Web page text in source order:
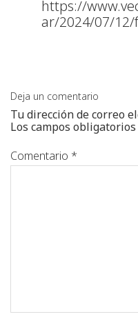
https://
ar/2024/07/
Deja un comentario
Tu dirección de correo
Los campos
Comentario *